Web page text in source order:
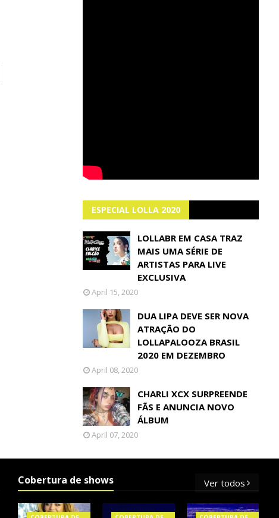
ESPECIAL LOLLA 2020
LOLLABR EM CASA TRAZ
MAIS UMA SÉRIE DE
ARTISTAS PARA LIVE
EXCLUSIVA
April 15, 2020
DUA LIPA DEVE SER NOVA
ATRAÇÃO DO
LOLLAPALOOZA BRASIL
2020 EM DEZEMBRO
April 08, 2020
CHARLI XCX SURPREENDE
FÃS E ANUNCIA NOVO
ÁLBUM
April 07, 2020
Cobertura de shows Ver todos